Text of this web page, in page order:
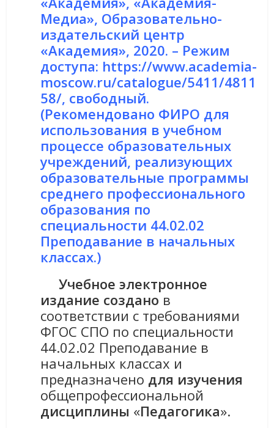
Медиа», Образовательно-
издательский центр
«Академия», 2020. – Режим
доступа: https://www.academia-
moscow.ru/catalogue/5411/4811
58/, свободный.
(Рекомендовано ФИРО для
использования в учебном
процессе образовательных
учреждений, реализующих
образовательные программы
среднего профессионального
образования по
специальности 44.02.02
Преподавание в начальных
классах.)
Учебное электронное
издание создано в
соответствии с требованиями
ФГОС СПО по специальности
44.02.02 Преподавание в
начальных классах и
предназначено для изучения
общепрофессиональной
дисциплины «Педагогика».